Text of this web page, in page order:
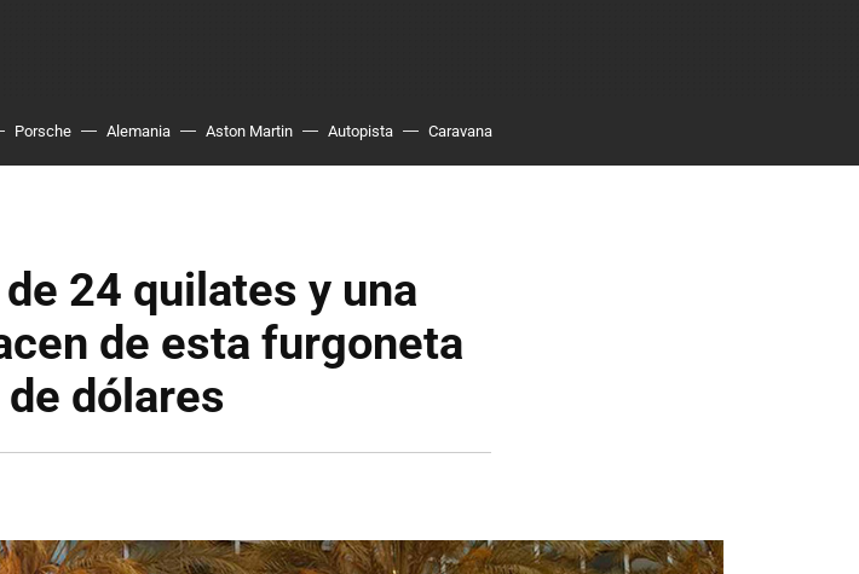
Porsche Alemania Aston Martin Autopista Caravana
24 quilates y una
de esta furgoneta
dólares